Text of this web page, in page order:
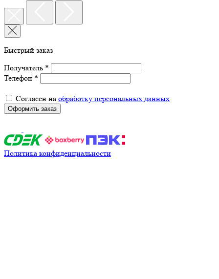
Быстрый заказ
Получатель *
Телефон *
Согласен на обработку персональных данных
Оформить заказ
Политика конфиденциальности